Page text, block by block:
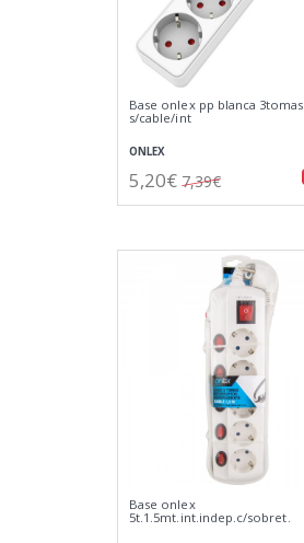
Base onlex pp blanca 3tomas
s/cable/int
ONLEX
5,20€ 7,39€
Base onlex
5t.1.5mt.int.indep.c/sobret.